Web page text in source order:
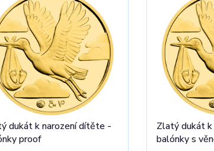
dukát k narození dítěte -
proof
Zlatý dukát
balónky s